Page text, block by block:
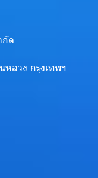
กัด
ลวง กรุงเทพฯ